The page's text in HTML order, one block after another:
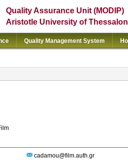
Quality Assurance Unit (MODIP)
Aristotle University of
Quality Management System
cadamou@film.auth.gr